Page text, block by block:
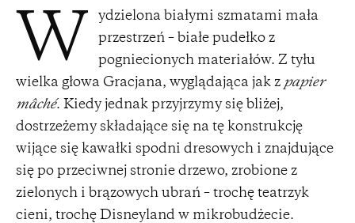
W
ydzielona białymi szmatami mała
przestrzeń – białe pudełko z
pogniecionych materiałów. Z tyłu
wielka głowa Gracjana, wyglądająca jak z papier
mâché. Kiedy jednak przyjrzymy się bliżej,
dostrzeżemy składające się na tę konstrukcję
wijące się kawałki spodni dresowych i znajdujące
się po przeciwnej stronie drzewo, zrobione z
zielonych i brązowych ubrań – trochę teatrzyk
cieni, trochę Disneyland w mikrobudżecie.